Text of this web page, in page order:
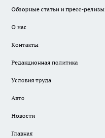
Обзорные статьи и пресс-релизы
О нас
Контакты
Редакционная политика
Условия труда
Авто
Новости
Главная